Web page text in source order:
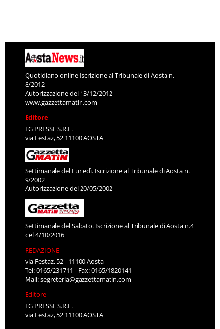
Quotidiano online Iscrizione al Tribunale di Aosta n.
8/2012
Autorizzazione del 13/12/2012
www.gazzettamatin.com
Editore
LG PRESSE S.R.L.
via Festaz, 52 11100 AOSTA
Settimanale del Lunedì. Iscrizione al Tribunale di Aosta n.
9/2002
Autorizzazione del 20/05/2002
Settimanale del Sabato. Iscrizione al Tribunale di Aosta n.4
del 4/10/2016
REDAZIONE
via Festaz, 52 - 11100 Aosta
Tel: 0165/231711 - Fax: 0165/1820141
Mail:segreteria@gazzettamatin.com
Editore
LG PRESSE S.R.L.
via Festaz, 52 11100 AOSTA